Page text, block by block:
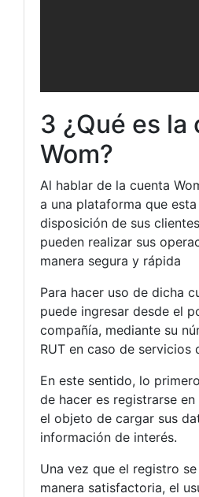
3 ¿Qué es la
Wom?
Al hablar de la cuenta
a una plataforma que
disposición de sus
pueden realizar sus
manera segura y rápida
Para hacer uso de dicha
puede ingresar desde el
compañía, mediante su
RUT en caso de servicios
En este sentido, lo
de hacer es registrarse
el objeto de cargar sus
información de interés.
Una vez que el registro
manera satisfactoria, el